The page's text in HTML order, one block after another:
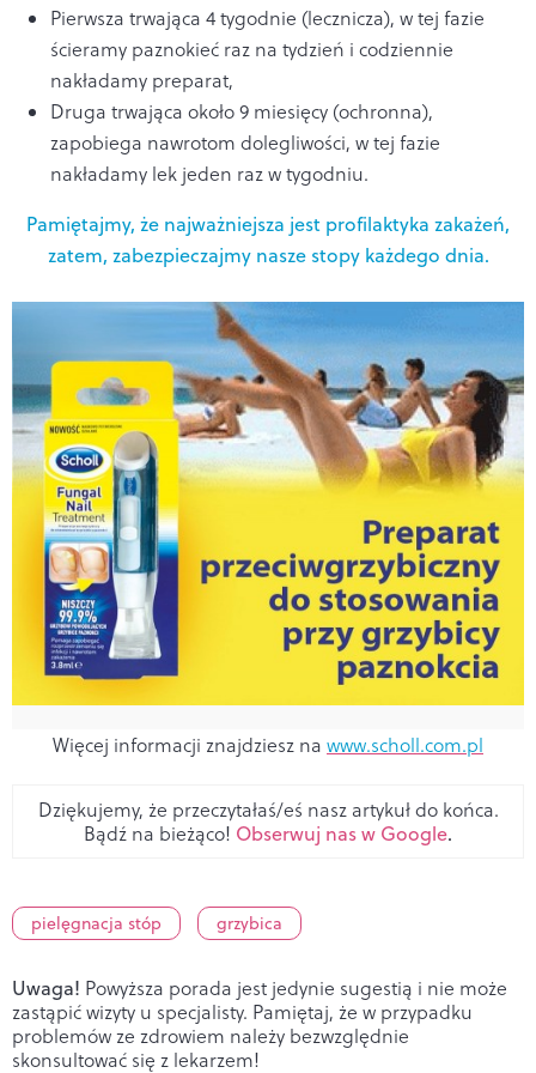
Pierwsza trwająca 4 tygodnie (lecznicza), w tej fazie
ścieramy paznokieć raz na tydzień i codziennie
nakładamy preparat,
Druga trwająca około 9 miesięcy (ochronna),
zapobiega nawrotom dolegliwości, w tej fazie
nakładamy lek jeden raz w tygodniu.
Pamiętajmy, że najważniejsza jest profilaktyka zakażeń,
zatem, zabezpieczajmy nasze stopy każdego dnia.
Więcej informacji znajdziesz na www.scholl.com.pl
Dziękujemy, że przeczytałaś/eś nasz artykuł do końca.
Bądź na bieżąco! Obserwuj nas w Google.
pielęgnacja stóp grzybica
Uwaga! Powyższa porada jest jedynie sugestią i nie może
zastąpić wizyty u specjalisty. Pamiętaj, że w przypadku
problemów ze zdrowiem należy bezwzględnie
skonsultować się z lekarzem!